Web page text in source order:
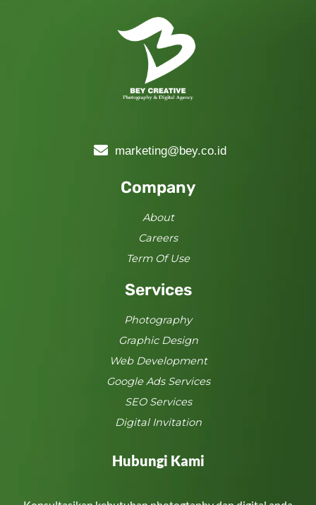
marketing@bey.co.id
Company
About
Careers
Term Of Use
Services
Photography
Graphic Design
Web Development
Google Ads Services
SEO Services
Digital Invitation
Hubungi Kami